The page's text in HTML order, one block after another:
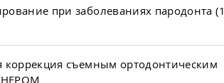
при заболеваниях пародонта (1
коррекция съемным ортодонтическим